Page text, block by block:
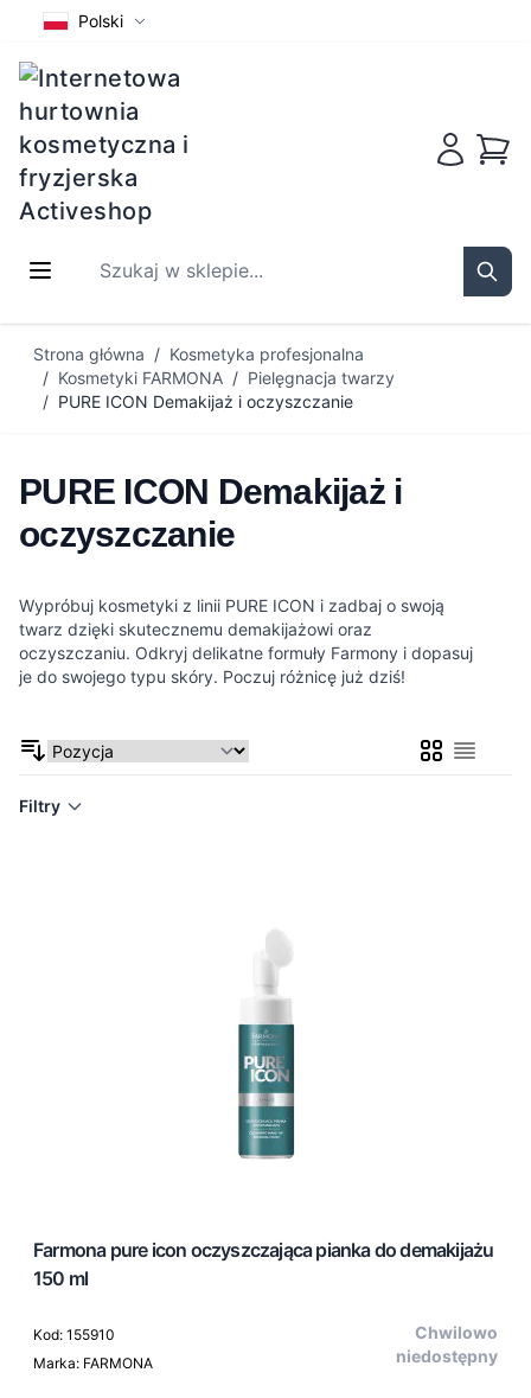
Polski
Szukaj w sklepie...
Strona główna / Kosmetyka profesjonalna
/ Kosmetyki FARMONA / Pielęgnacja twarzy
/ PURE ICON Demakijaż i oczyszczanie
PURE ICON Demakijaż i
oczyszczanie
Wypróbuj kosmetyki z linii PURE ICON i zadbaj o swoją
twarz dzięki skutecznemu demakijażowi oraz
oczyszczaniu. Odkryj delikatne formuły Farmony i dopasuj
je do swojego typu skóry. Poczuj różnicę już dziś!
SiatkaLista
Filtry
Farmona pure icon oczyszczająca pianka do demakijażu
150 ml
Kod: 155910
Marka: FARMONA
Chwilowo
niedostępny